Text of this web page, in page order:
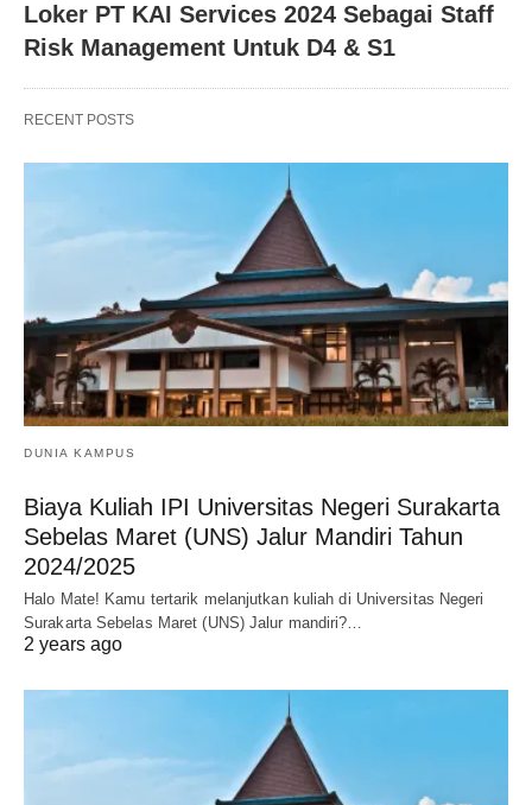
Loker PT KAI Services 2024 Sebagai Staff
Risk Management Untuk D4 & S1
RECENT POSTS
DUNIA KAMPUS
Biaya Kuliah IPI Universitas Negeri Surakarta
Sebelas Maret (UNS) Jalur Mandiri Tahun
2024/2025
Halo Mate! Kamu tertarik melanjutkan kuliah di Universitas Negeri
Surakarta Sebelas Maret (UNS) Jalur mandiri?…
2 years ago